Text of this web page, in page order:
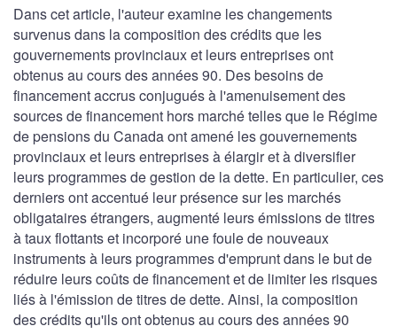
Dans cet article, l'auteur examine les changements
survenus dans la composition des crédits que les
gouvernements provinciaux et leurs entreprises ont
obtenus au cours des années 90. Des besoins de
financement accrus conjugués à l'amenuisement des
sources de financement hors marché telles que le Régime
de pensions du Canada ont amené les gouvernements
provinciaux et leurs entreprises à élargir et à diversifier
leurs programmes de gestion de la dette. En particulier, ces
derniers ont accentué leur présence sur les marchés
obligataires étrangers, augmenté leurs émissions de titres
à taux flottants et incorporé une foule de nouveaux
instruments à leurs programmes d'emprunt dans le but de
réduire leurs coûts de financement et de limiter les risques
liés à l'émission de titres de dette. Ainsi, la composition
des crédits qu'ils ont obtenus au cours des années 90